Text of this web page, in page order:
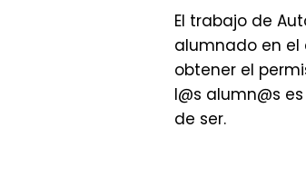
El trabajo de
alumnado en el
obtener el
l@s alumn@s
de ser.